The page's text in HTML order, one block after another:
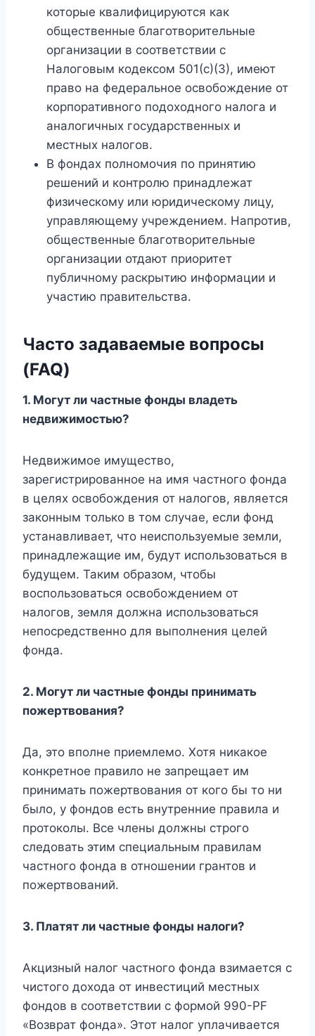
которые квалифицируются как
общественные благотворительные
организации в соответствии с
Налоговым кодексом 501(c)(3), имеют
право на федеральное освобождение от
корпоративного подоходного налога и
аналогичных государственных и
местных налогов.
В фондах полномочия по принятию
решений и контролю принадлежат
физическому или юридическому лицу,
управляющему учреждением. Напротив,
общественные благотворительные
организации отдают приоритет
публичному раскрытию информации и
участию правительства.
Часто задаваемые вопросы
(FAQ)
1. Могут ли частные фонды владеть
недвижимостью?
Недвижимое имущество,
зарегистрированное на имя частного фонда
в целях освобождения от налогов, является
законным только в том случае, если фонд
устанавливает, что неиспользуемые земли,
принадлежащие им, будут использоваться в
будущем. Таким образом, чтобы
воспользоваться освобождением от
налогов, земля должна использоваться
непосредственно для выполнения целей
фонда.
2. Могут ли частные фонды принимать
пожертвования?
Да, это вполне приемлемо. Хотя никакое
конкретное правило не запрещает им
принимать пожертвования от кого бы то ни
было, у фондов есть внутренние правила и
протоколы. Все члены должны строго
следовать этим специальным правилам
частного фонда в отношении грантов и
пожертвований.
3. Платят ли частные фонды налоги?
Акцизный налог частного фонда взимается с
чистого дохода от инвестиций местных
фондов в соответствии с формой 990-PF
«Возврат фонда». Этот налог уплачивается